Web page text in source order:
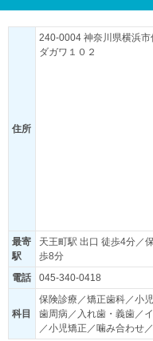
住所
240-0004 神奈川県横浜
ダガワ１０２
最寄
駅
天王町駅 出口 徒歩4分／
歩8分
電話
045-340-0418
科目
保険診療／矯正歯科／小
歯周病／入れ歯・義歯／
／小児矯正／噛み合わせ